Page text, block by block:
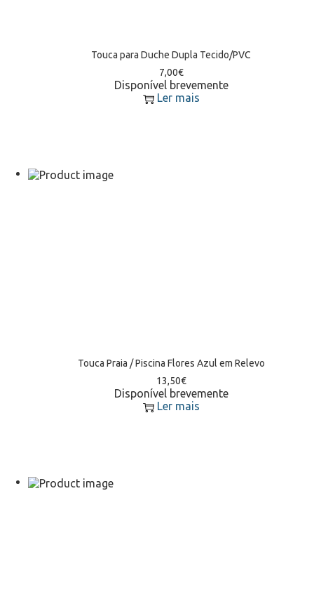
Touca para Duche Dupla Tecido/PVC
7,00€
Disponível brevemente
Ler mais
Touca Praia / Piscina Flores Azul em Relevo
13,50€
Disponível brevemente
Ler mais